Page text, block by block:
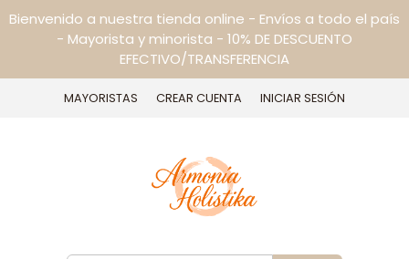
Bienvenido a nuestra tienda online - Envíos a todo el país
- Mayorista y minorista - 10% DE DESCUENTO
EFECTIVO/TRANSFERENCIA
MAYORISTAS CREAR CUENTA INICIAR SESIÓN